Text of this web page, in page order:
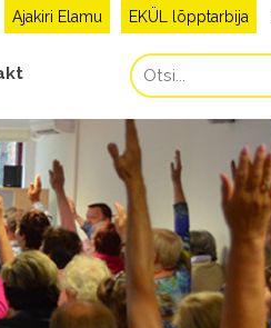
EKÜL lõpptarbija
Ajakiri Elamu